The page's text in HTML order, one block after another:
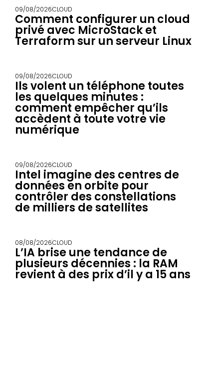
09/08/2026CLOUD
Comment configurer un cloud
privé avec MicroStack et
Terraform sur un serveur Linux
09/08/2026CLOUD
Ils volent un téléphone toutes
les quelques minutes :
comment empêcher qu’ils
accèdent à toute votre vie
numérique
09/08/2026CLOUD
Intel imagine des centres de
données en orbite pour
contrôler des constellations
de milliers de satellites
08/08/2026CLOUD
L’IA brise une tendance de
plusieurs décennies : la RAM
revient à des prix d’il y a 15 ans